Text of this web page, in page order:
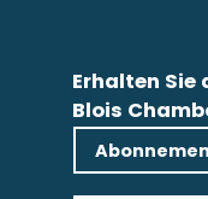
Erhalten
Blois